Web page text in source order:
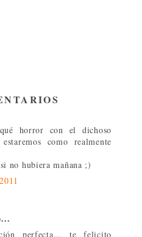
horror con el dichoso
como realmente
no hubiera mañana ;)
perfecta... te felicito